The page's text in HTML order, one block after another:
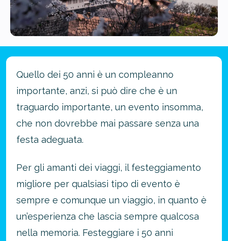
Quello dei 50 anni è un compleanno
importante, anzi, si può dire che è un
traguardo importante, un evento insomma,
che non dovrebbe mai passare senza una
festa adeguata.
Per gli amanti dei viaggi, il festeggiamento
migliore per qualsiasi tipo di evento è
sempre e comunque un viaggio, in quanto è
un’esperienza che lascia sempre qualcosa
nella memoria. Festeggiare i 50 anni